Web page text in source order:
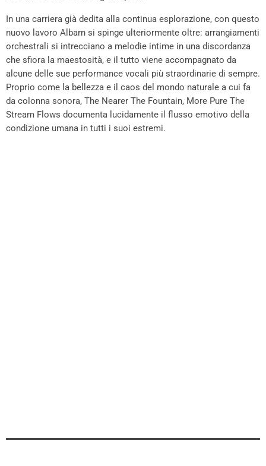
In una carriera già dedita alla continua esplorazione, con questo
nuovo lavoro Albarn si spinge ulteriormente oltre: arrangiamenti
orchestrali si intrecciano a melodie intime in una discordanza
che sfiora la maestosità, e il tutto viene accompagnato da
alcune delle sue performance vocali più straordinarie di sempre.
Proprio come la bellezza e il caos del mondo naturale a cui fa
da colonna sonora, The Nearer The Fountain, More Pure The
Stream Flows documenta lucidamente il flusso emotivo della
condizione umana in tutti i suoi estremi.